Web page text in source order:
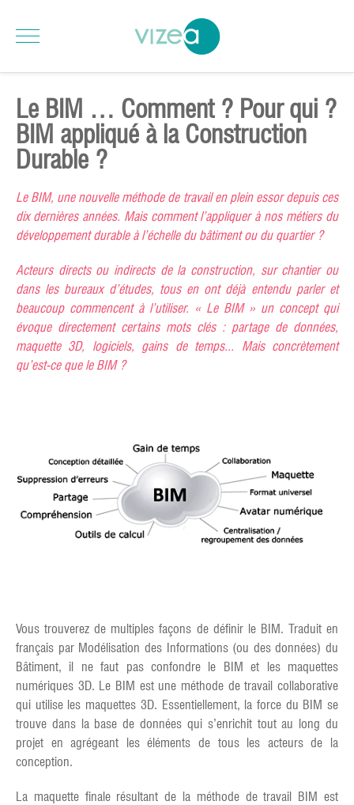
Le BIM … Comment ? Pour qui ?
BIM appliqué à la Construction
Durable ?
Le BIM, une nouvelle méthode de travail en plein essor depuis ces
dix dernières années. Mais comment l’appliquer à nos métiers du
développement durable à l’échelle du bâtiment ou du quartier ?
Acteurs directs ou indirects de la construction, sur chantier ou
dans les bureaux d’études, tous en ont déjà entendu parler et
beaucoup commencent à l’utiliser. « Le BIM » un concept qui
évoque directement certains mots clés : partage de données,
maquette 3D, logiciels, gains de temps... Mais concrètement
qu’est-ce que le BIM ?
Vous trouverez de multiples façons de définir le BIM. Traduit en
français par Modélisation des Informations (ou des données) du
Bâtiment, il ne faut pas confondre le BIM et les maquettes
numériques 3D. Le BIM est une méthode de travail collaborative
qui utilise les maquettes 3D. Essentiellement, la force du BIM se
trouve dans la base de données qui s’enrichit tout au long du
projet en agrégeant les éléments de tous les acteurs de la
conception.
La maquette finale résultant de la méthode de travail BIM est